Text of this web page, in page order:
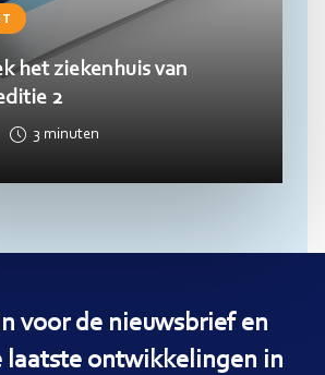
het ziekenhuis van
2
3 minuten
voor de nieuwsbrief en
laatste ontwikkelingen in